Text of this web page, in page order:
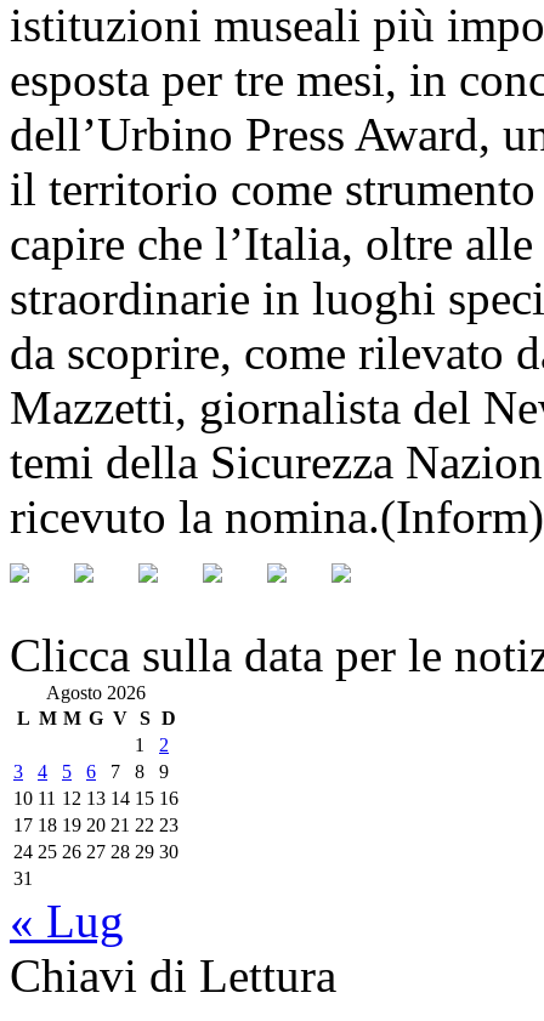
istituzioni museali più
esposta per tre mesi, in
dell’Urbino Press Award,
il territorio come
capire che l’Italia, oltre
straordinarie in luoghi
da scoprire, come rilevato
Mazzetti, giornalista del
temi della Sicurezza
ricevuto la nomina.(Inform)
Clicca sulla data per le
Agosto 2026
L M M G V S D
1
2
3
4 5 6 7 8
9
10 11 12 13 14 15 16
17 18 19 20 21 22 23
24 25 26 27 28 29 30
31
« Lug
Chiavi di Lettura